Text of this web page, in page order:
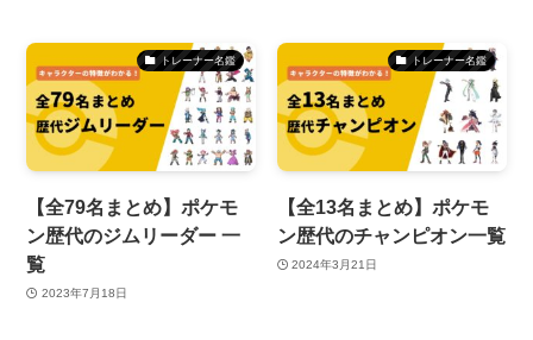
トレーナー名鑑
【全79名まとめ】ポケモ
ン歴代のジムリーダー 一
覧
2023年7月18日
トレーナー名鑑
【全13名まとめ】ポケモ
ン歴代のチャンピオン一覧
2024年3月21日